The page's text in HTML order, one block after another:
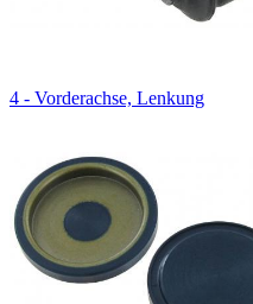
4 - Vorderachse, Lenkung